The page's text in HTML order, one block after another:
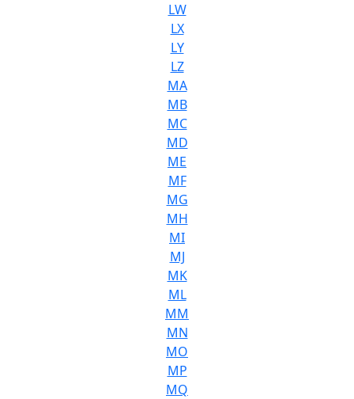
LW
LX
LY
LZ
MA
MB
MC
MD
ME
MF
MG
MH
MI
MJ
MK
ML
MM
MN
MO
MP
MQ